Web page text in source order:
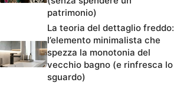
patrimonio)
La teoria del dettaglio freddo:
l’elemento minimalista che
spezza la monotonia del
vecchio bagno (e rinfresca lo
sguardo)